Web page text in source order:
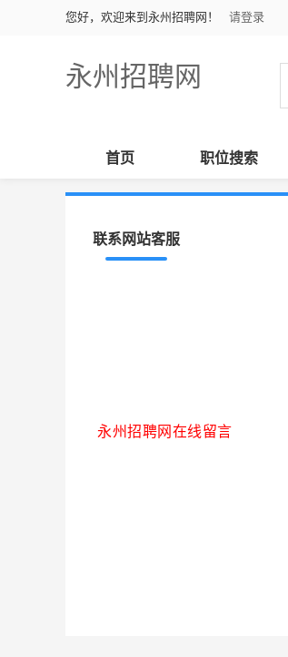
您好，欢迎来到永州招聘网！ 请登录
永州招聘网
首页 职位搜索
联系网站客服
永州招聘网在线留言